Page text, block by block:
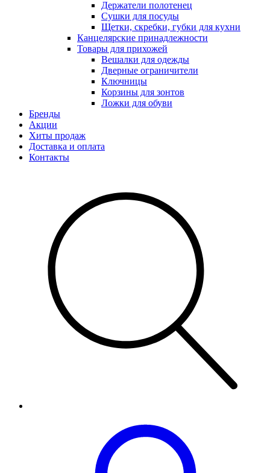
Держатели полотенец
Сушки для посуды
Щетки, скребки, губки для кухни
Канцелярские принадлежности
Товары для прихожей
Вешалки для одежды
Дверные ограничители
Ключницы
Корзины для зонтов
Ложки для обуви
Бренды
Акции
Хиты продаж
Доставка и оплата
Контакты